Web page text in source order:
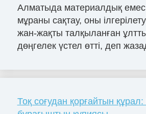
Алматыда материалдық
мұраны сақтау, оны
жан-жақты талқыланған
дөңгелек үстел өтті, деп
Тоқ соғудан қорғайтын